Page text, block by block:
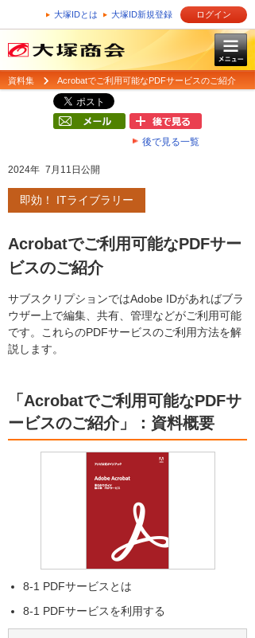
大塚IDとは 大塚ID新規登録 ログイン
資料集 Acrobatでご利用可能なPDFサービスのご紹介
後で見る一覧
2024年 7月11日公開
即効！ ITライブラリー
Acrobatでご利用可能なPDFサー
ビスのご紹介
サブスクリプションではAdobe IDがあればブラ
ウザー上で編集、共有、管理などがご利用可能
です。これらのPDFサービスのご利用方法を解
説します。
「Acrobatでご利用可能なPDFサ
ービスのご紹介」：資料概要
8-1 PDFサービスとは
8-1 PDFサービスを利用する